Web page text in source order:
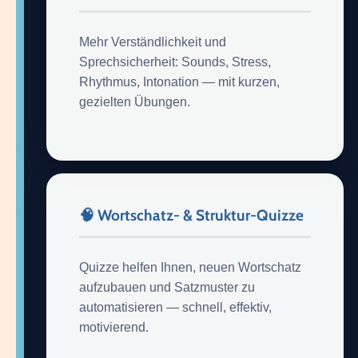
Mehr Verständlichkeit und
Sprechsicherheit: Sounds, Stress,
Rhythmus, Intonation — mit kurzen,
gezielten Übungen.
🧠 Wortschatz- & Struktur-Quizze
Quizze helfen Ihnen, neuen Wortschatz
aufzubauen und Satzmuster zu
automatisieren — schnell, effektiv,
motivierend.